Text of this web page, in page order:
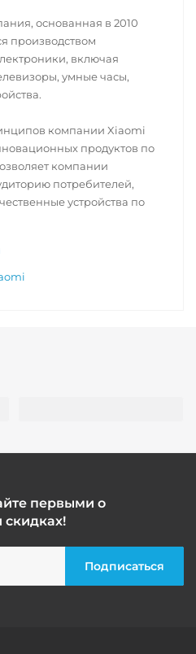
основанная в 2010
производством
включая
умные часы,
компании Xiaomi
продуктов по
компании
потребителей,
устройства по
первыми о
скидках!